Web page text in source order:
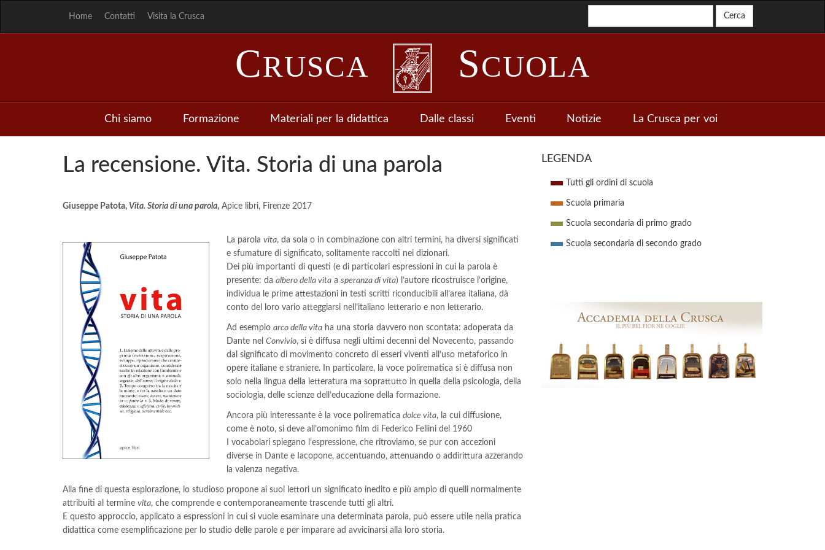
Home Contatti Visita la Crusca
CRUSCA SCUOLA
Chi siamo Formazione Materiali per la didattica Dalle classi Eventi Notizie La Crusca per voi
La recensione. Vita. Storia di una parola
Giuseppe Patota, Vita. Storia di una parola, Apice libri, Firenze 2017
La parola vita, da sola o in combinazione con altri termini, ha diversi significati
e sfumature di significato, solitamente raccolti nei dizionari.
Dei più importanti di questi (e di particolari espressioni in cui la parola è
presente: da albero della vita a speranza di vita) l’autore ricostruisce l’origine,
individua le prime attestazioni in testi scritti riconducibili all’area italiana, dà
conto del loro vario atteggiarsi nell’italiano letterario e non letterario.
Ad esempio arco della vita ha una storia davvero non scontata: adoperata da
Dante nel Convivio, si è diffusa negli ultimi decenni del Novecento, passando
dal significato di movimento concreto di esseri viventi all’uso metaforico in
opere italiane e straniere. In particolare, la voce polirematica si è diffusa non
solo nella lingua della letteratura ma soprattutto in quella della psicologia, della
sociologia, delle scienze dell’educazione della formazione.
Ancora più interessante è la voce polirematica dolce vita, la cui diffusione,
come è noto, si deve all’omonimo film di Federico Fellini del 1960
I vocabolari spiegano l’espressione, che ritroviamo, se pur con accezioni
diverse in Dante e Iacopone, accentuando, attenuando o addirittura azzerando
la valenza negativa.
Alla fine di questa esplorazione, lo studioso propone ai suoi lettori un significato inedito e più ampio di quelli normalmente
attribuiti al termine vita, che comprende e contemporaneamente trascende tutti gli altri.
E questo approccio, applicato a espressioni in cui si vuole esaminare una determinata parola, può essere utile nella pratica
didattica come esemplificazione per lo studio delle parole e per imparare ad avvicinarsi alla loro storia.
LEGENDA
Tutti gli ordini di scuola
Scuola primaria
Scuola secondaria di primo grado
Scuola secondaria di secondo grado